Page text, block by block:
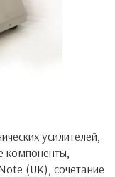
усилителей,
компоненты,
(UK), сочетание